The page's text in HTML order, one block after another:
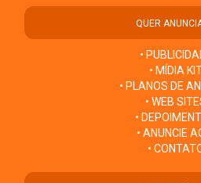
QUER
•
• MÍDIA
• PLANOS DE
• WEB
•
• ANUNCIE
•